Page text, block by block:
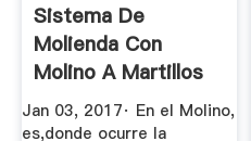
Sistema De
Molienda Con
Molino A Martillos
Engormix
Jan 03, 2017· En el Molino,
es,donde ocurre la